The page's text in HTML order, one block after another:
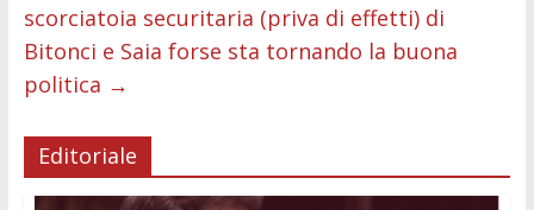
scorciatoia securitaria (priva di effetti) di
Bitonci e Saia forse sta tornando la buona
politica →
Editoriale